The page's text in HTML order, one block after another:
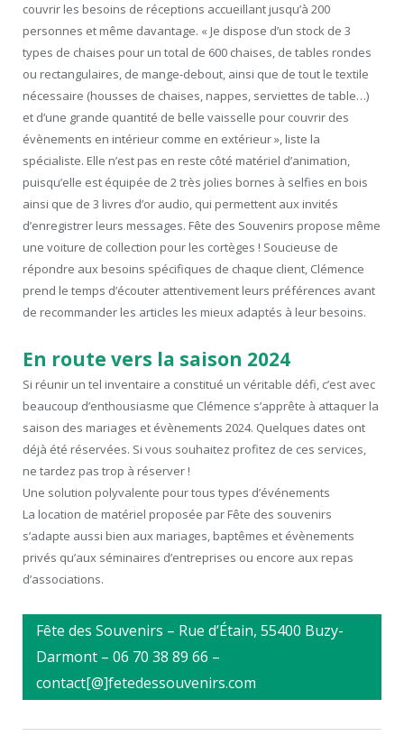
couvrir les besoins de réceptions accueillant jusqu’à 200
personnes et même davantage. « Je dispose d’un stock de 3
types de chaises pour un total de 600 chaises, de tables rondes
ou rectangulaires, de mange-debout, ainsi que de tout le textile
nécessaire (housses de chaises, nappes, serviettes de table…)
et d’une grande quantité de belle vaisselle pour couvrir des
évènements en intérieur comme en extérieur », liste la
spécialiste. Elle n’est pas en reste côté matériel d’animation,
puisqu’elle est équipée de 2 très jolies bornes à selfies en bois
ainsi que de 3 livres d’or audio, qui permettent aux invités
d’enregistrer leurs messages. Fête des Souvenirs propose même
une voiture de collection pour les cortèges ! Soucieuse de
répondre aux besoins spécifiques de chaque client, Clémence
prend le temps d’écouter attentivement leurs préférences avant
de recommander les articles les mieux adaptés à leur besoins.
En route vers la saison 2024
Si réunir un tel inventaire a constitué un véritable défi, c’est avec
beaucoup d’enthousiasme que Clémence s’apprête à attaquer la
saison des mariages et évènements 2024. Quelques dates ont
déjà été réservées. Si vous souhaitez profitez de ces services,
ne tardez pas trop à réserver !
Une solution polyvalente pour tous types d’événements
La location de matériel proposée par Fête des souvenirs
s’adapte aussi bien aux mariages, baptêmes et évènements
privés qu’aux séminaires d’entreprises ou encore aux repas
d’associations.
Fête des Souvenirs – Rue d’Étain, 55400 Buzy-
Darmont – 06 70 38 89 66 –
contact[@]fetedessouvenirs.com